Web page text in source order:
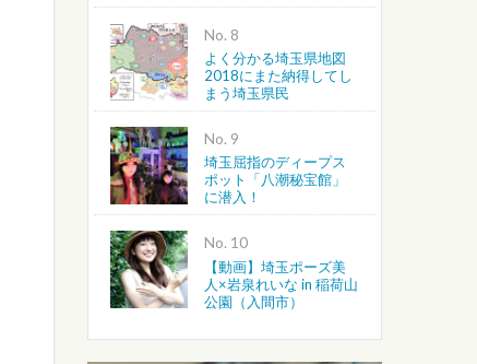
No.
よく分かる埼玉県地図
2018にまた納得してし
まう埼玉県民
No.
埼玉屈指のディープス
ポット「八潮秘宝館」
に潜入！
No.
【動画】埼玉ポーズ美
人×岩泉れいな in 稲荷山
公園（入間市）